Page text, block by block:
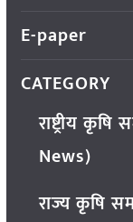
E-paper
CATEGORY
राष्ट्रीय
News)
राज्य कृषि